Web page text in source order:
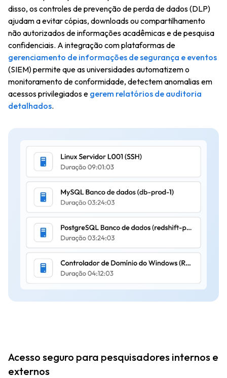
disso, os controles de prevenção de perda de dados (DLP)
ajudam a evitar cópias, downloads ou compartilhamento
não autorizados de informações acadêmicas e de pesquisa
confidenciais. A integração com plataformas de
gerenciamento de informações de segurança e eventos
(SIEM) permite que as universidades automatizem o
monitoramento de conformidade, detectem anomalias em
acessos privilegiados e gerem relatórios de auditoria
detalhados.
Acesso seguro para pesquisadores internos e
externos